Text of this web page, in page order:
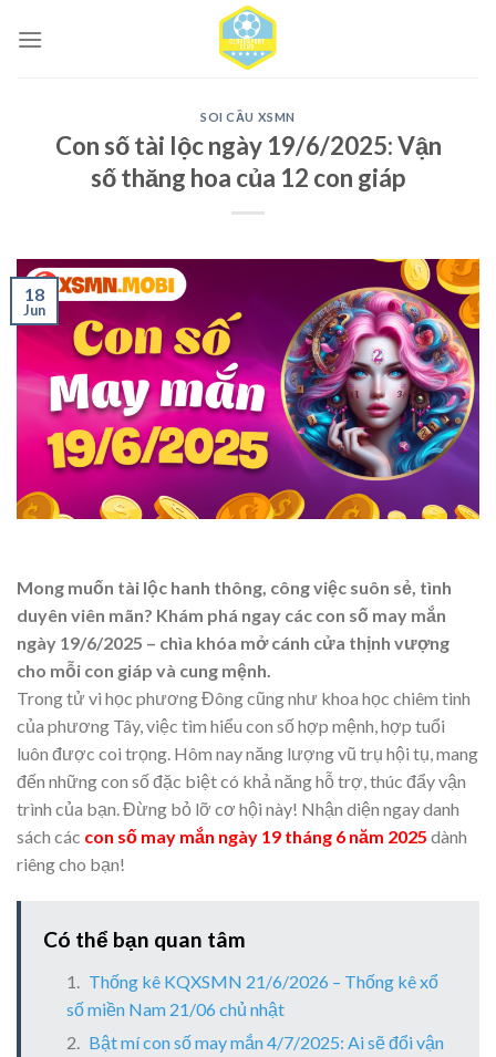
SOI CẦU XSMN
Con số tài lộc ngày 19/6/2025: Vận
số thăng hoa của 12 con giáp
18
Jun
Mong muốn tài lộc hanh thông, công việc suôn sẻ, tình
duyên viên mãn? Khám phá ngay các con số may mắn
ngày 19/6/2025 – chìa khóa mở cánh cửa thịnh vượng
cho mỗi con giáp và cung mệnh.
Trong tử vi học phương Đông cũng như khoa học chiêm tinh
của phương Tây, việc tìm hiểu con số hợp mệnh, hợp tuổi
luôn được coi trọng. Hôm nay năng lượng vũ trụ hội tụ, mang
đến những con số đặc biệt có khả năng hỗ trợ, thúc đẩy vận
trình của bạn. Đừng bỏ lỡ cơ hội này! Nhận diện ngay danh
sách các con số may mắn ngày 19 tháng 6 năm 2025 dành
riêng cho bạn!
Có thể bạn quan tâm
Thống kê KQXSMN 21/6/2026 – Thống kê xổ
số miền Nam 21/06 chủ nhật
Bật mí con số may mắn 4/7/2025: Ai sẽ đổi vận